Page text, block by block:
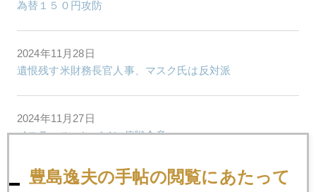
為替１５０円攻防
2024年11月28日
遺恨残す米財務長官人事、マスク氏は反対派
2024年11月27日
イスラエル・レバノン停戦合意
2024年11月26日
豊島逸夫の手帖の閲覧にあたって